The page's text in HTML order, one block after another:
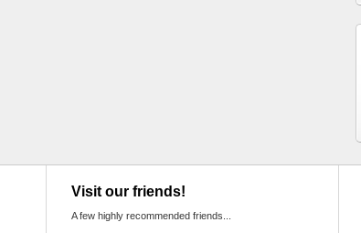
Visit our friends!
A few highly recommended friends...